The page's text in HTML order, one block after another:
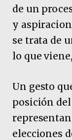
de un
y
se trata de
lo que
Un gesto
posición del
elecciones